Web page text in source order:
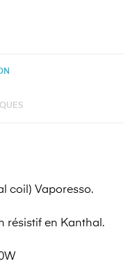
coil) Vaporesso.
résistif en Kanthal.